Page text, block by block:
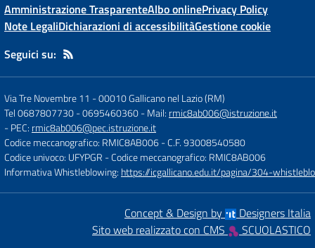
Amministrazione TrasparenteAlbo onlinePrivacy Policy
Note LegaliDichiarazioni di accessibilitàGestione cookie
Seguici su:
Via Tre Novembre 11 -00010 Gallicano nel Lazio (RM)
Tel 0687807730 - 0695460360- Mail: rmic8ab006@istruzione.it
- PEC: rmic8ab006@pec.istruzione.it
Codice meccanografico: RMIC8AB006- C.F. 93008540580
Codice univoco: UFYPGR - Codice meccanografico: RMIC8AB006
Informativa Whistleblowing: https://icgallicano.edu.it/pagina/304-
Concept & Design by
Designers Italia
Sito web realizzato con CMS
SCUOLASTICO